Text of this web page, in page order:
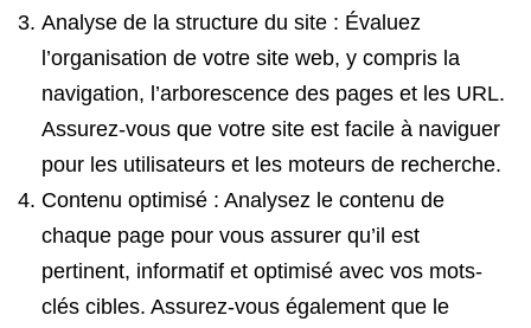
Analyse de la structure du site : Évaluez
l’organisation de votre site web, y compris la
navigation, l’arborescence des pages et les URL.
Assurez-vous que votre site est facile à naviguer
pour les utilisateurs et les moteurs de recherche.
Contenu optimisé : Analysez le contenu de
chaque page pour vous assurer qu’il est
pertinent, informatif et optimisé avec vos mots-
clés cibles. Assurez-vous également que le